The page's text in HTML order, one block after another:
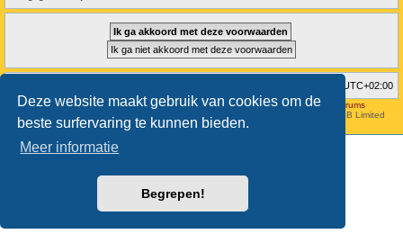
Deze website maakt gebruik van cookies om de
beste surfervaring te kunnen bieden.
Meer informatie
Begrepen!
UTC+02:00
Hosted byAviation24.be - Latest News & Breaking Stories - Discussion Forums
® Forum Software © phpBB Limited
Nederlandse vertaling doorphpBB.nl